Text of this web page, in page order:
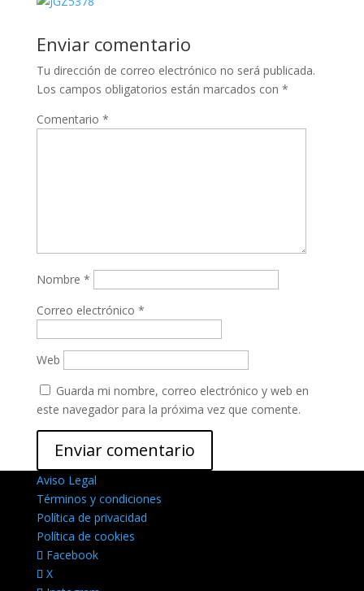
Enviar comentario
Tu dirección de correo electrónico no será publicada.
Los campos obligatorios están marcados con *
Comentario *
Nombre *
Correo electrónico *
Web
Guarda mi nombre, correo electrónico y web en
este navegador para la próxima vez que comente.
Aviso Legal
Términos y condiciones
Política de privacidad
Política de cookies
Facebook
X